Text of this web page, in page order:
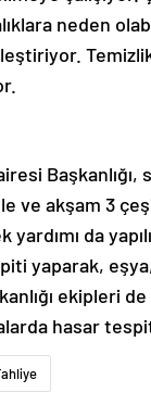
neden
ve akşam 3
da
yaparak,
ekipleri
hasar